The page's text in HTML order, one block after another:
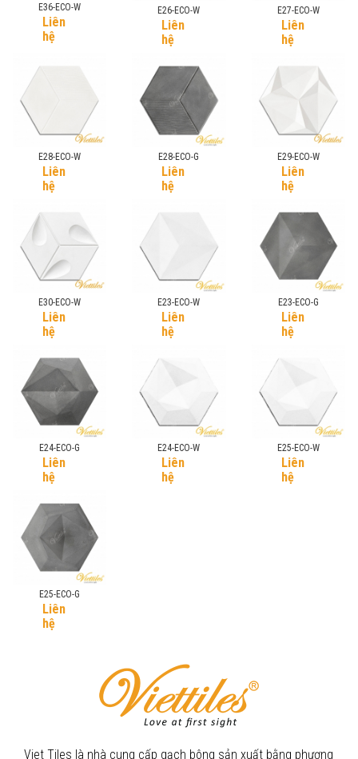
Liên
hệ
E36-ECO-W
Liên
hệ
E26-ECO-W
Liên
hệ
E27-ECO-W
Liên
hệ
E28-ECO-W
Liên
hệ
E28-ECO-G
Liên
hệ
E29-ECO-W
Liên
hệ
E30-ECO-W
Liên
hệ
E23-ECO-W
Liên
hệ
E23-ECO-G
Liên
hệ
E24-ECO-G
Liên
hệ
E24-ECO-W
Liên
hệ
E25-ECO-W
Liên
hệ
E25-ECO-G
Viet Tiles là nhà cung cấp gạch bông sản xuất bằng phương